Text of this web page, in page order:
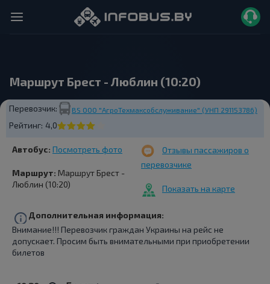
Маршрут Брест - Люблин (10:20)
Перевозчик: BS ООО "АгроТехмаксобслуживание" (УНП 291153786)
Рейтинг: 4,0
Автобус: Посмотреть фото
Маршрут: Маршрут Брест -
Люблин (10:20)
Отзывы пассажиров о
перевозчике
Показать на карте
Дополнительная информация:
Внимание!!! Перевозчик граждан Украины на рейс не
допускает. Просим быть внимательными при приобретении
билетов